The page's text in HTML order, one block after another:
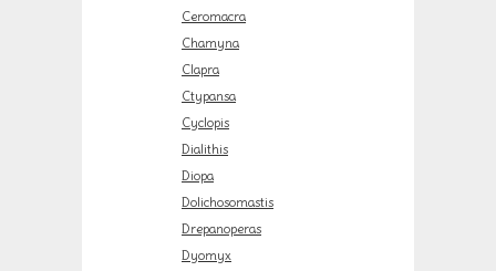
Ceromacra
Chamyna
Clapra
Ctypansa
Cyclopis
Dialithis
Diopa
Dolichosomastis
Drepanoperas
Dyomyx